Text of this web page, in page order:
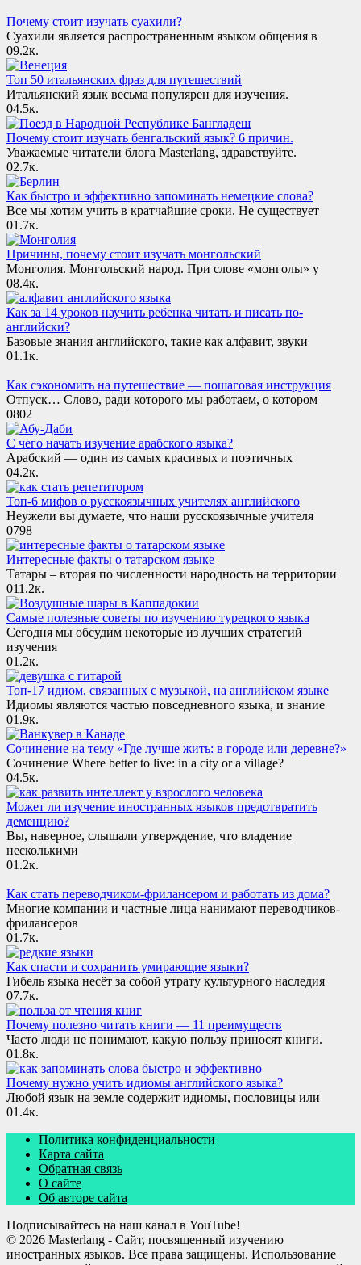
Почему стоит изучать суахили?
Суахили является распространенным языком общения в
09.2к.
Топ 50 итальянских фраз для путешествий
Итальянский язык весьма популярен для изучения.
04.5к.
Почему стоит изучать бенгальский язык? 6 причин.
Уважаемые читатели блога Masterlang, здравствуйте.
02.7к.
Как быстро и эффективно запоминать немецкие слова?
Все мы хотим учить в кратчайшие сроки. Не существует
01.7к.
Причины, почему стоит изучать монгольский
Монголия. Монгольский народ. При слове «монголы» у
08.4к.
Как за 14 уроков научить ребенка читать и писать по-
английски?
Базовые знания английского, такие как алфавит, звуки
01.1к.
Как сэкономить на путешествие — пошаговая инструкция
Отпуск… Слово, ради которого мы работаем, о котором
0802
С чего начать изучение арабского языка?
Арабский — один из самых красивых и поэтичных
04.2к.
Топ-6 мифов о русскоязычных учителях английского
Неужели вы думаете, что наши русскоязычные учителя
0798
Интересные факты о татарском языке
Татары – вторая по численности народность на территории
011.2к.
Самые полезные советы по изучению турецкого языка
Сегодня мы обсудим некоторые из лучших стратегий
изучения
01.2к.
Топ-17 идиом, связанных с музыкой, на английском языке
Идиомы являются частью повседневного языка, и знание
01.9к.
Сочинение на тему «Где лучше жить: в городе или деревне?»
Сочинение Where better to live: in a city or a village?
04.5к.
Может ли изучение иностранных языков предотвратить
деменцию?
Вы, наверное, слышали утверждение, что владение
несколькими
01.2к.
Как стать переводчиком-фрилансером и работать из дома?
Многие компании и частные лица нанимают переводчиков-
фрилансеров
01.7к.
Как спасти и сохранить умирающие языки?
Гибель языка несёт за собой утрату культурного наследия
07.7к.
Почему полезно читать книги — 11 преимуществ
Часто люди не понимают, какую пользу приносят книги.
01.8к.
Почему нужно учить идиомы английского языка?
Любой язык на земле содержит идиомы, пословицы или
01.4к.
Политика конфиденциальности
Карта сайта
Обратная связь
О сайте
Об авторе сайта
Подписывайтесь на наш канал в YouTube!
© 2026 Masterlang - Сайт, посвященный изучению
иностранных языков. Все права защищены. Использование